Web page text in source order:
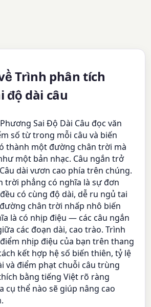
Trình phân tích
độ dài câu
Sai Độ Dài Câu đọc văn
số từ trong mỗi câu và biến
thành một đường chân trời mà
một bản nhạc. Câu ngắn trở
dài vươn cao phía trên chúng.
trời phẳng có nghĩa là sự đơn
có cùng độ dài, dễ ru ngủ tai
chân trời nhấp nhô biến
là có nhịp điệu — các câu ngắn
các đoạn dài, cao trào. Trình
nhịp điệu của bạn trên thang
kết hợp hệ số biến thiên, tỷ lệ
và điểm phạt chuỗi câu trùng
bằng tiếng Việt rõ ràng
cụ thể nào sẽ giúp nâng cao